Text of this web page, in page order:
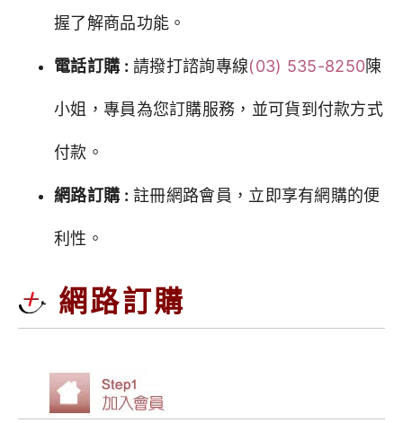
握了解商品功能。
電話訂購 : 請撥打諮詢專線(03) 535-8250陳
小姐，專員為您訂購服務，並可貨到付款方式
付款。
網路訂購 : 註冊網路會員，立即享有網購的便
利性。
網路訂購